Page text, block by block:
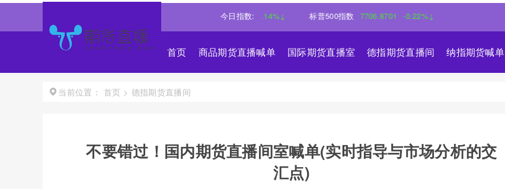
今日指数:
-0.14%↓ 标普500指数 7706.8701 -0.22%↓
首页 商品期货直播喊单 国际期货直播室 德指期货直播间 纳指期货喊单
当前位置： 首页 > 德指期货直播间
不要错过！国内期货直播间室喊单(实时指导与市场分析的交
汇点)